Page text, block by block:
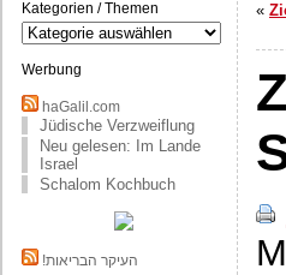
Kategorien / Themen
Kategorien
/
Themen
Werbung
haGalil.com
Jüdische Verzweiflung
Neu gelesen: Im Lande
Israel
Schalom Kochbuch
!העיקר הבריאות
«